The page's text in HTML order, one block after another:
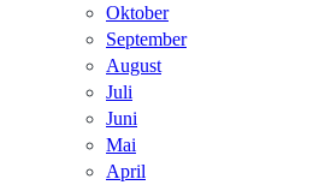
Oktober
September
August
Juli
Juni
Mai
April